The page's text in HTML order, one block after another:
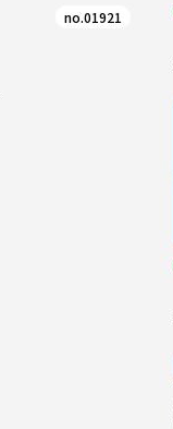
no.01921